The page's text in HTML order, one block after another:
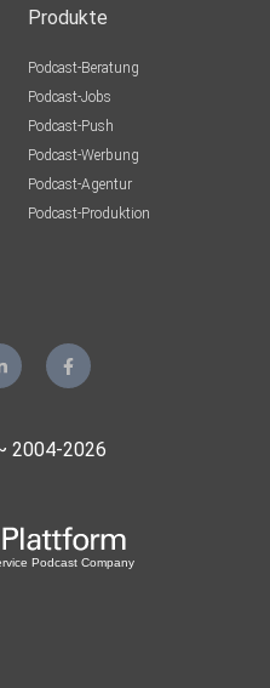
Produkte
Podcast-Beratung
Podcast-Jobs
Podcast-Push
Podcast-Werbung
Podcast-Agentur
Podcast-Produktion
2004-2026